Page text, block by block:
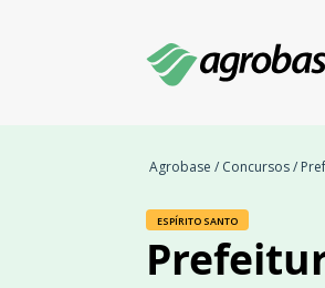
Agrobase / Concursos/
ESPÍRITO SANTO